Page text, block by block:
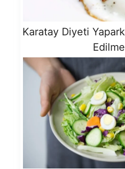
Karatay Diyeti